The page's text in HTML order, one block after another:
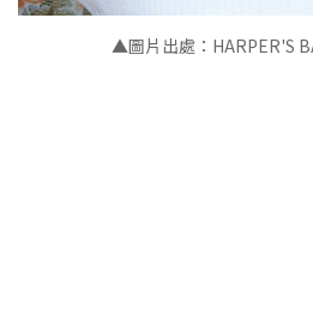
▲圖片出處：HARPER'S